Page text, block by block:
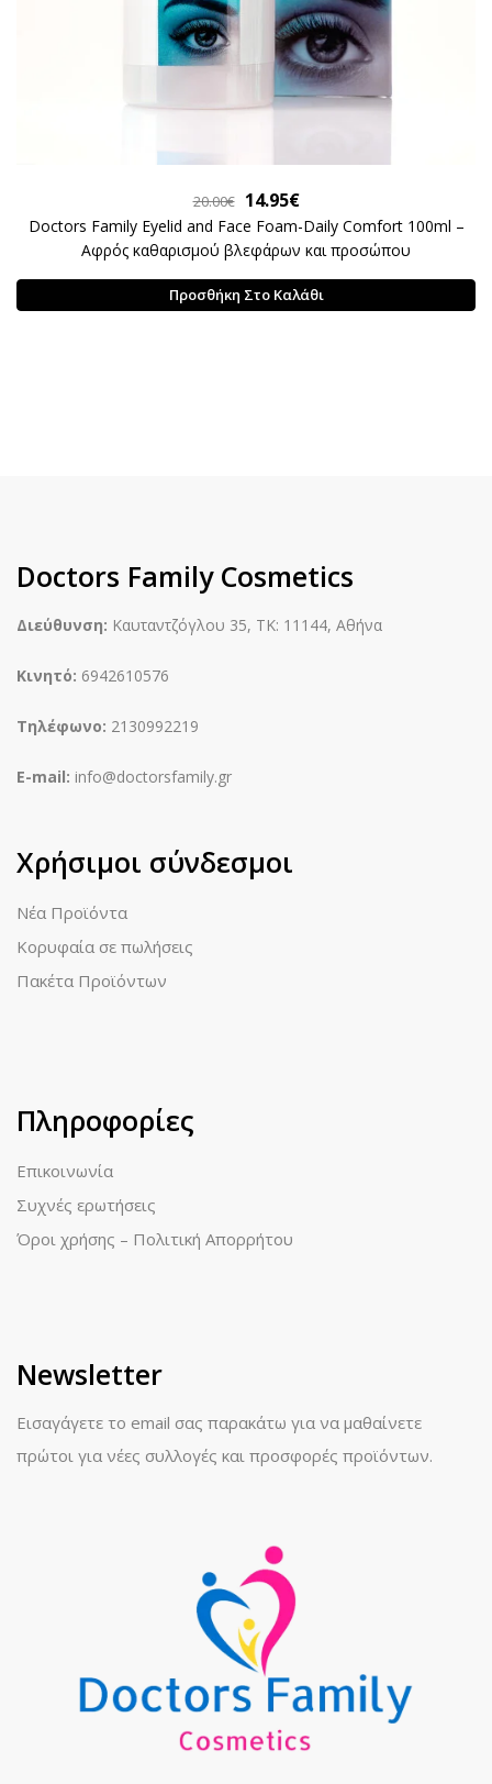
20.00€ Original
price
was:
20.00€.
14.95€Η
τρέχουσα
τιμή
είναι:
14.95€.
Doctors Family Eyelid and Face Foam-Daily Comfort 100ml –
Αφρός καθαρισμού βλεφάρων και προσώπου
Προσθήκη Στο Καλάθι
Doctors Family Cosmetics
Διεύθυνση: Καυταντζόγλου 35, ΤΚ: 11144, Αθήνα
Κινητό: 6942610576
Τηλέφωνο: 2130992219
E-mail: info@doctorsfamily.gr
Χρήσιμοι σύνδεσμοι
Νέα Προϊόντα
Κορυφαία σε πωλήσεις
Πακέτα Προϊόντων
Πληροφορίες
Επικοινωνία
Συχνές ερωτήσεις
Όροι χρήσης – Πολιτική Απορρήτου
Newsletter
Εισαγάγετε το email σας παρακάτω για να μαθαίνετε
πρώτοι για νέες συλλογές και προσφορές προϊόντων.